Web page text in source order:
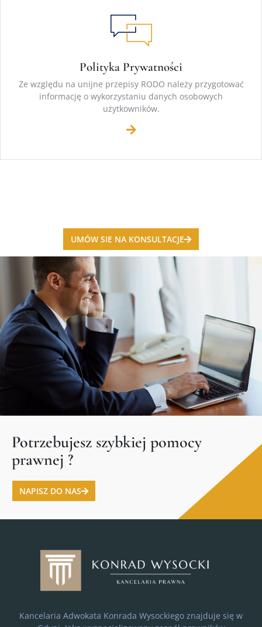
Polityka Prywatności
Ze względu na unijne przepisy RODO należy przygotować
informację o wykorzystaniu danych osobowych
użytkowników.
UMÓW SIE NA KONSULTACJE
Potrzebujesz szybkiej pomocy
prawnej ?
NAPISZ DO NAS
Kancelaria Adwokata Konrada Wysockiego znajduje się w